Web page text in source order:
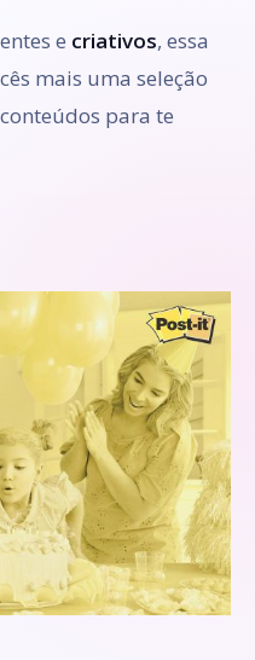
e criativos, essa
mais uma seleção
para te